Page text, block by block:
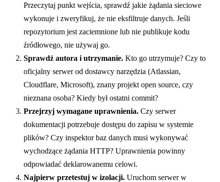
Przeczytaj punkt wejścia, sprawdź jakie żądania sieciowe
wykonuje i zweryfikuj, że nie eksfiltruje danych. Jeśli
repozytorium jest zaciemnione lub nie publikuje kodu
źródłowego, nie używaj go.
Sprawdź autora i utrzymanie. Kto go utrzymuje? Czy to
oficjalny serwer od dostawcy narzędzia (Atlassian,
Cloudflare, Microsoft), znany projekt open source, czy
nieznana osoba? Kiedy był ostatni commit?
Przejrzyj wymagane uprawnienia. Czy serwer
dokumentacji potrzebuje dostępu do zapisu w systemie
plików? Czy inspektor baz danych musi wykonywać
wychodzące żądania HTTP? Uprawnienia powinny
odpowiadać deklarowanemu celowi.
Najpierw przetestuj w izolacji. Uruchom serwer w